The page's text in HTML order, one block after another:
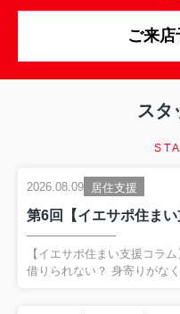
ご来
スタ
2026.08.09 居住支援
第6回【イエサポ住まい
【イエサポ住まい支援コラ
借りられない？ 身寄りがな